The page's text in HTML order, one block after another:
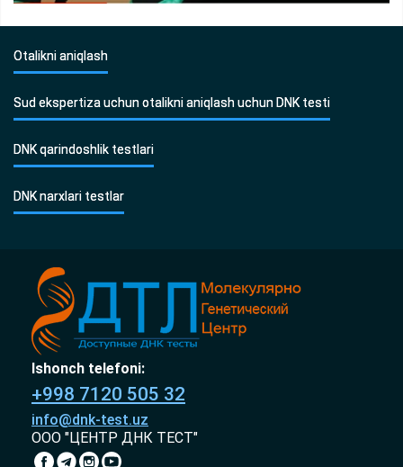
Otalikni aniqlash
Sud ekspertiza uchun otalikni aniqlash uchun DNK testi
DNK qarindoshlik testlari
DNK narxlari testlar
Ishonch telefoni:
+998 7120 505 32
info@dnk-test.uz
ООО "ЦЕНТР ДНК ТЕСТ"